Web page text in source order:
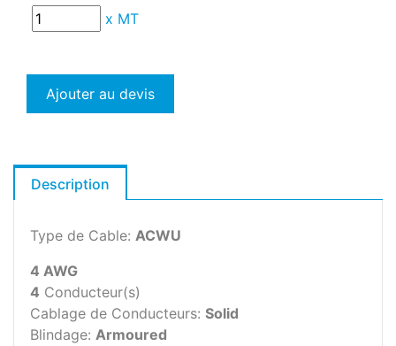
x MT
Ajouter au devis
Description
Type de Cable: ACWU
4 AWG
4 Conducteur(s)
Cablage de Conducteurs: Solid
Blindage: Armoured